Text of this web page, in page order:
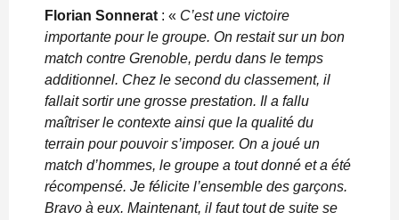
Florian Sonnerat : « C’est une victoire
importante pour le groupe. On restait sur un bon
match contre Grenoble, perdu dans le temps
additionnel. Chez le second du classement, il
fallait sortir une grosse prestation. Il a fallu
maîtriser le contexte ainsi que la qualité du
terrain pour pouvoir s’imposer. On a joué un
match d’hommes, le groupe a tout donné et a été
récompensé. Je félicite l’ensemble des garçons.
Bravo à eux. Maintenant, il faut tout de suite se